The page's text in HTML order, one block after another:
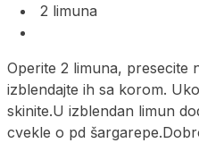
2 limuna
Operite 2 limuna, presecite
izblendajte ih sa korom.
skinite.U izblendan limun
cvekle o pd